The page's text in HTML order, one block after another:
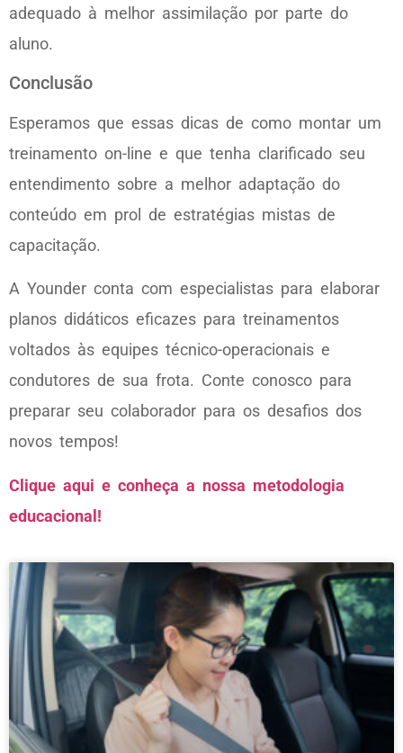
adequado à melhor assimilação por parte do
aluno.
Conclusão
Esperamos que essas dicas de como montar um
treinamento on-line e que tenha clarificado seu
entendimento sobre a melhor adaptação do
conteúdo em prol de estratégias mistas de
capacitação.
A Younder conta com especialistas para elaborar
planos didáticos eficazes para treinamentos
voltados às equipes técnico-operacionais e
condutores de sua frota. Conte conosco para
preparar seu colaborador para os desafios dos
novos tempos!
Clique aqui e conheça a nossa metodologia
educacional!